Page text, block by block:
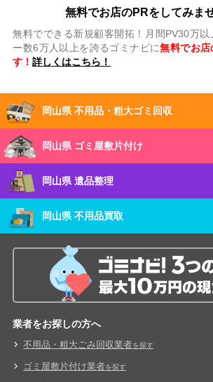
無料でお店のPRをしてみま
無料でできる新規顧客開拓！月間PV30万
ー数6万人以上を誇るゴミナビに無料でお店
す！詳しくはこちら！
岡山県 不用品・粗大ゴミ回収
岡山県 ゴミ屋敷片付け
岡山県 遺品整理
岡山県 不用品買取
業者をお探しの方へ
不用品・粗大ごみ回収業者を探す
ゴミ屋敷片付け業者を探す